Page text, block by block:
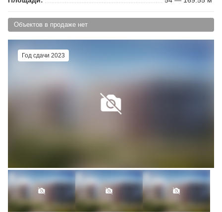
Объектов в продаже нет
Год сдачи 2023